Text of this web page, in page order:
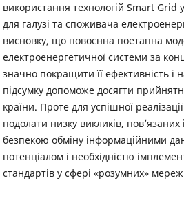
використання технологій Smart Grid
для галузі та споживача
висновку, що повоєнна поетапна
електроенергетичної системи за
значно покращити її ефективність і
підсумку допоможе досягти
країни. Проте для успішної
подолати низку викликів,
безпекою обміну інформаційними
потенціалом і необхідністю
стандартів у сфері «розумних»